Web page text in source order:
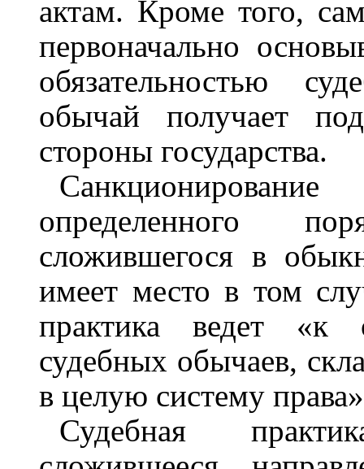
актам. Кроме того,
первоначально
обязательностью
обычай получает
стороны государства.
определенного
сложившегося в
имеет место в том
практика ведет «к
судебных обычаев,
в целую систему
Судебная